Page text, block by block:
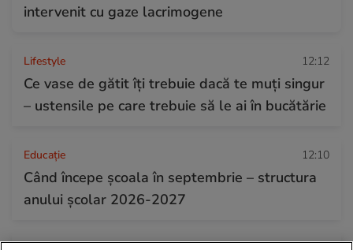
intervenit cu gaze lacrimogene
Lifestyle 12:12
Ce vase de gătit îți trebuie dacă te muți singur
– ustensile pe care trebuie să le ai în bucătărie
Educație 12:10
Când începe şcoala în septembrie – structura
anului şcolar 2026-2027